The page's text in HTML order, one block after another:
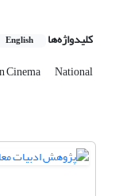
کلیدواژه‌ها English
Cinema National